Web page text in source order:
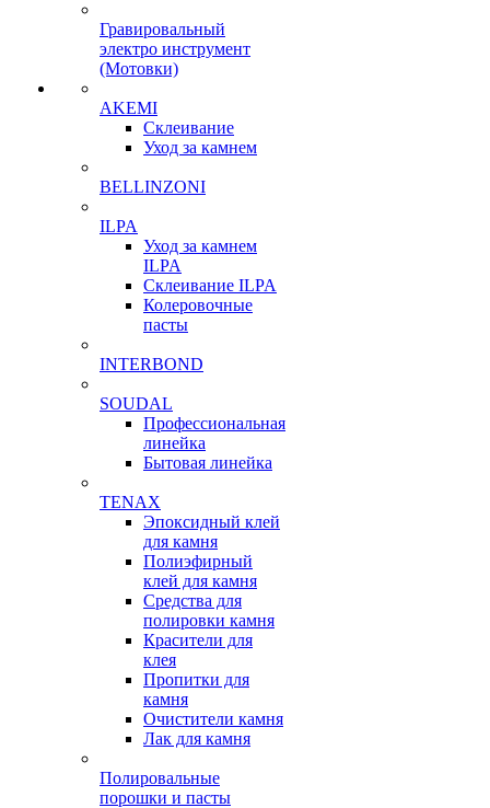
Гравировальный
электро инструмент
(Мотовки)
AKEMI
Склеивание
Уход за камнем
BELLINZONI
ILPA
Уход за камнем
ILPA
Склеивание ILPA
Колеровочные
пасты
INTERBOND
SOUDAL
Профессиональная
линейка
Бытовая линейка
TENAX
Эпоксидный клей
для камня
Полиэфирный
клей для камня
Средства для
полировки камня
Красители для
клея
Пропитки для
камня
Очистители камня
Лак для камня
Полировальные
порошки и пасты